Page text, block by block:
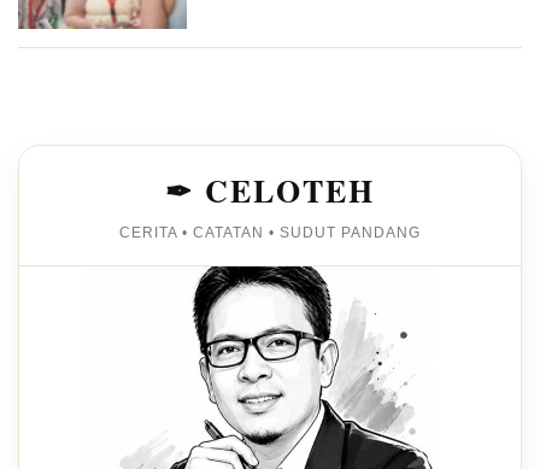
✒ CELOTEH
CERITA • CATATAN • SUDUT PANDANG